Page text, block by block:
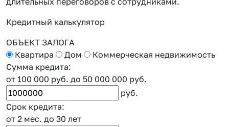
Кредитный калькулятор
ОБЪЕКТ ЗАЛОГА
Квартира
Дом
Коммерческая недвижимость
Сумма кредита:
от 100 000 руб. до 50 000 000 руб.
руб.
Срок кредита:
от 2 мес. до 30 лет